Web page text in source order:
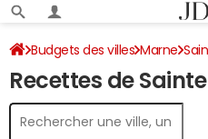
Budgets des villes Marne
Recettes de